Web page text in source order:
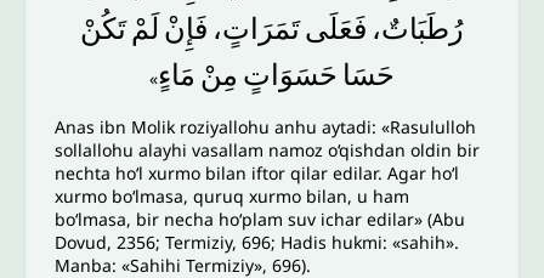
رُطَبَاتٌ، فَعَلَىتَمَرَاتٍ، فَإِنْ لَمْ تَكُنْ
حَسَا حَسَوَاتٍ مِنْ مَاءٍ»
Anas ibn Molik roziyallohu anhu aytadi: «Rasululloh
sollallohu alayhi vasallam namoz o‘qishdan oldin bir
nechta ho‘l xurmo bilan iftor qilar edilar. Agar ho‘l
xurmo bo‘lmasa, quruq xurmo bilan, u ham
bo‘lmasa, bir necha ho‘plam suv ichar edilar» (Abu
Dovud, 2356; Termiziy, 696; Hadis hukmi: «sahih».
Manba: «Sahihi Termiziy», 696).